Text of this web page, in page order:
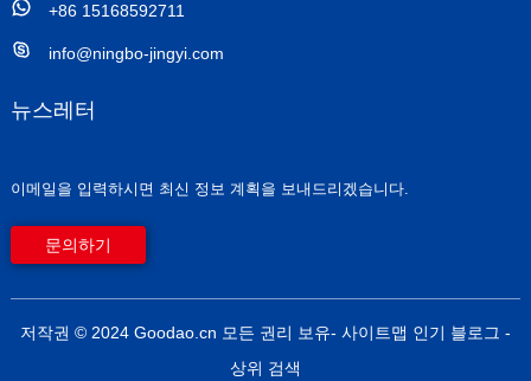
+86 15168592711
info@ningbo-jingyi.com
뉴스레터
이메일을 입력하시면 최신 정보 계획을 보내드리겠습니다.
문의하기
저작권 © 2024 Goodao.cn 모든 권리 보유- 사이트맵 인기 블로그 -
상위 검색